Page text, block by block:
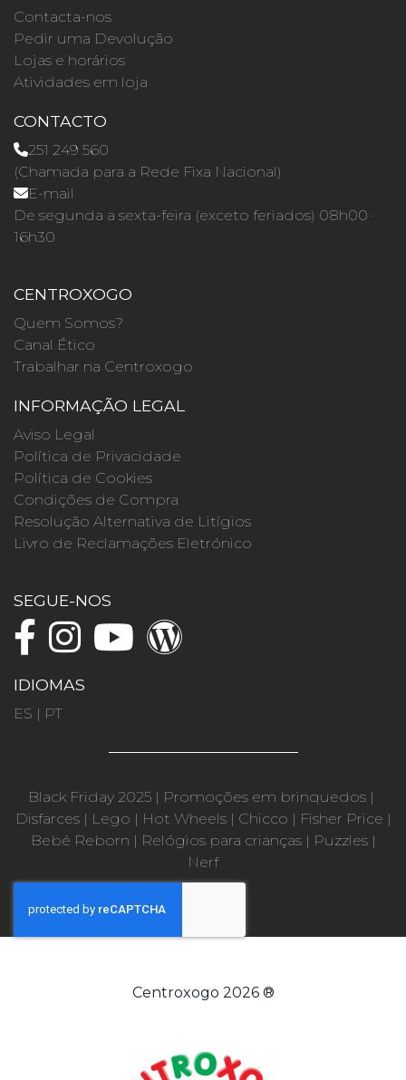
Contacta-nos
Pedir uma Devolução
Lojas e horários
Atividades em loja
CONTACTO
251 249 560
(Chamada para a Rede Fixa Nacional)
E-mail
De segunda a sexta-feira (exceto feriados) 08h00 ·
16h30
CENTROXOGO
Quem Somos?
Canal Ético
Trabalhar na Centroxogo
INFORMAÇÃO LEGAL
Aviso Legal
Política de Privacidade
Política de Cookies
Condições de Compra
Resolução Alternativa de Litígios
Livro de Reclamações Eletrónico
SEGUE-NOS
IDIOMAS
ES | PT
Black Friday 2025 | Promoções em brinquedos |
Disfarces| Lego | Hot Wheels| Chicco | Fisher Price |
Bebé Reborn | Relógios para crianças| Puzzles|
Nerf
Centroxogo 2026 ®